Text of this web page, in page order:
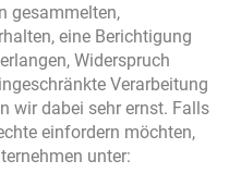
gesammelten,
eine Berichtigung
Widerspruch
Verarbeitung
wir dabei sehr ernst. Falls
einfordern möchten,
unter: